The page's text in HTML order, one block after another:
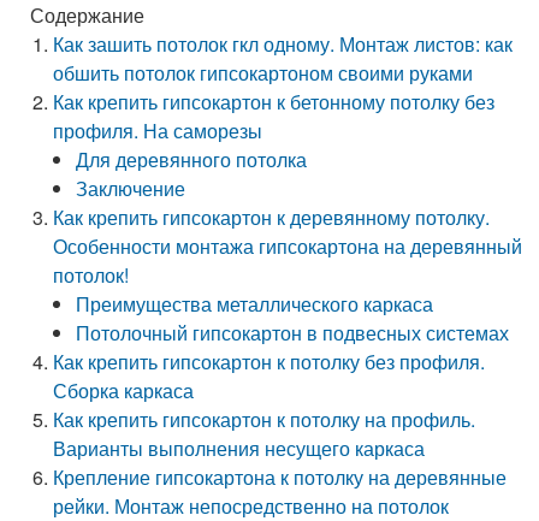
Содержание
Как зашить потолок гкл одному. Монтаж листов: как
обшить потолок гипсокартоном своими руками
Как крепить гипсокартон к бетонному потолку без
профиля. На саморезы
Для деревянного потолка
Заключение
Как крепить гипсокартон к деревянному потолку.
Особенности монтажа гипсокартона на деревянный
потолок!
Преимущества металлического каркаса
Потолочный гипсокартон в подвесных системах
Как крепить гипсокартон к потолку без профиля.
Сборка каркаса
Как крепить гипсокартон к потолку на профиль.
Варианты выполнения несущего каркаса
Крепление гипсокартона к потолку на деревянные
рейки. Монтаж непосредственно на потолок